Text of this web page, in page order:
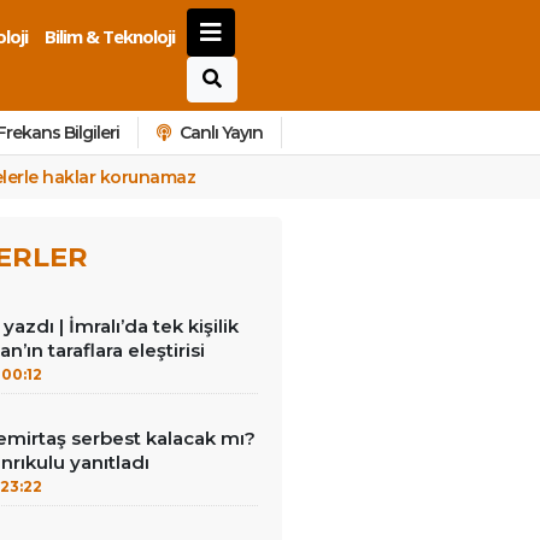
Bilim & Teknoloji
Bilgileri Canlı Yayın
haklar korunamaz
| İmralı’da tek kişilik
taraflara eleştirisi
00:12
serbest kalacak mı?
yanıtladı
23:22